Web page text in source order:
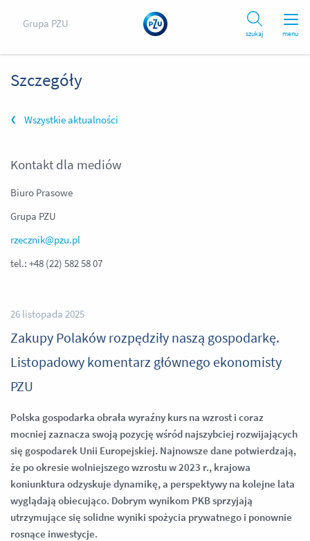
Grupa PZU
szukaj menu
Szczegóły
Wszystkie aktualności
Kontakt dla mediów
Biuro Prasowe
Grupa PZU
rzecznik@pzu.pl
tel.: +48 (22) 582 58 07
26 listopada 2025
Zakupy Polaków rozpędziły naszą gospodarkę.
Listopadowy komentarz głównego ekonomisty
PZU
Polska gospodarka obrała wyraźny kurs na wzrost i coraz
mocniej zaznacza swoją pozycję wśród najszybciej rozwijających
się gospodarek Unii Europejskiej. Najnowsze dane potwierdzają,
że po okresie wolniejszego wzrostu w 2023 r., krajowa
koniunktura odzyskuje dynamikę, a perspektywy na kolejne lata
wyglądają obiecująco. Dobrym wynikom PKB sprzyjają
utrzymujące się solidne wyniki spożycia prywatnego i ponownie
rosnące inwestycje.